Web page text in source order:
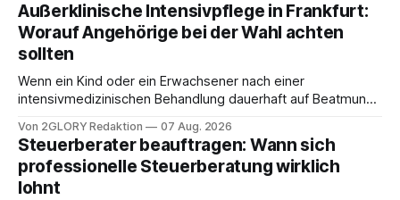
Außerklinische Intensivpflege in Frankfurt:
Worauf Angehörige bei der Wahl achten
sollten
Wenn ein Kind oder ein Erwachsener nach einer
intensivmedizinischen Behandlung dauerhaft auf Beatmung
angewiesen ist, stellt sich für Familien eine schwierige
Frage: Muss die Versorgung dauerhaft in der Klinik bleiben –
oder ist ein Leben zu Hause möglich? Die außerklinische
Intensivpflege bietet genau diese Alternative: Sie
Von 2GLORY Redaktion 07 Aug. 2026
Steuerberater beauftragen: Wann sich
professionelle Steuerberatung wirklich
lohnt